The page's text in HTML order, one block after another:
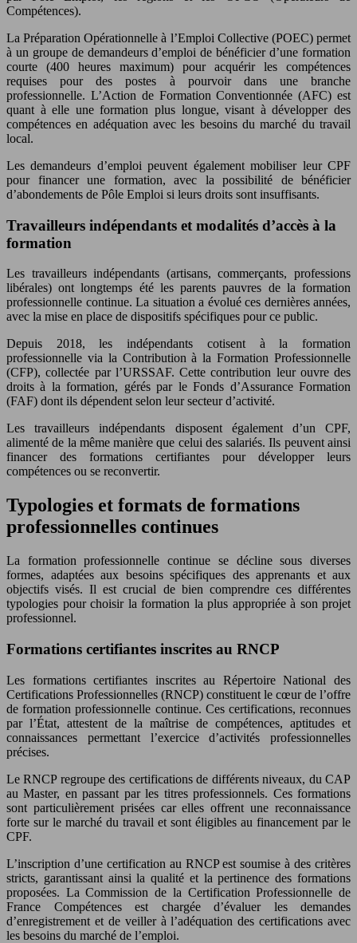
Compétences).
La Préparation Opérationnelle à l’Emploi Collective (POEC) permet
à un groupe de demandeurs d’emploi de bénéficier d’une formation
courte (400 heures maximum) pour acquérir les compétences
requises pour des postes à pourvoir dans une branche
professionnelle. L’Action de Formation Conventionnée (AFC) est
quant à elle une formation plus longue, visant à développer des
compétences en adéquation avec les besoins du marché du travail
local.
Les demandeurs d’emploi peuvent également mobiliser leur CPF
pour financer une formation, avec la possibilité de bénéficier
d’abondements de Pôle Emploi si leurs droits sont insuffisants.
Travailleurs indépendants et modalités d’accès à la
formation
Les travailleurs indépendants (artisans, commerçants, professions
libérales) ont longtemps été les parents pauvres de la formation
professionnelle continue. La situation a évolué ces dernières années,
avec la mise en place de dispositifs spécifiques pour ce public.
Depuis 2018, les indépendants cotisent à la formation
professionnelle via la Contribution à la Formation Professionnelle
(CFP), collectée par l’URSSAF. Cette contribution leur ouvre des
droits à la formation, gérés par le Fonds d’Assurance Formation
(FAF) dont ils dépendent selon leur secteur d’activité.
Les travailleurs indépendants disposent également d’un CPF,
alimenté de la même manière que celui des salariés. Ils peuvent ainsi
financer des formations certifiantes pour développer leurs
compétences ou se reconvertir.
Typologies et formats de formations
professionnelles continues
La formation professionnelle continue se décline sous diverses
formes, adaptées aux besoins spécifiques des apprenants et aux
objectifs visés. Il est crucial de bien comprendre ces différentes
typologies pour choisir la formation la plus appropriée à son projet
professionnel.
Formations certifiantes inscrites au RNCP
Les formations certifiantes inscrites au Répertoire National des
Certifications Professionnelles (RNCP) constituent le cœur de l’offre
de formation professionnelle continue. Ces certifications, reconnues
par l’État, attestent de la maîtrise de compétences, aptitudes et
connaissances permettant l’exercice d’activités professionnelles
précises.
Le RNCP regroupe des certifications de différents niveaux, du CAP
au Master, en passant par les titres professionnels. Ces formations
sont particulièrement prisées car elles offrent une reconnaissance
forte sur le marché du travail et sont éligibles au financement par le
CPF.
L’inscription d’une certification au RNCP est soumise à des critères
stricts, garantissant ainsi la qualité et la pertinence des formations
proposées. La Commission de la Certification Professionnelle de
France Compétences est chargée d’évaluer les demandes
d’enregistrement et de veiller à l’adéquation des certifications avec
les besoins du marché de l’emploi.